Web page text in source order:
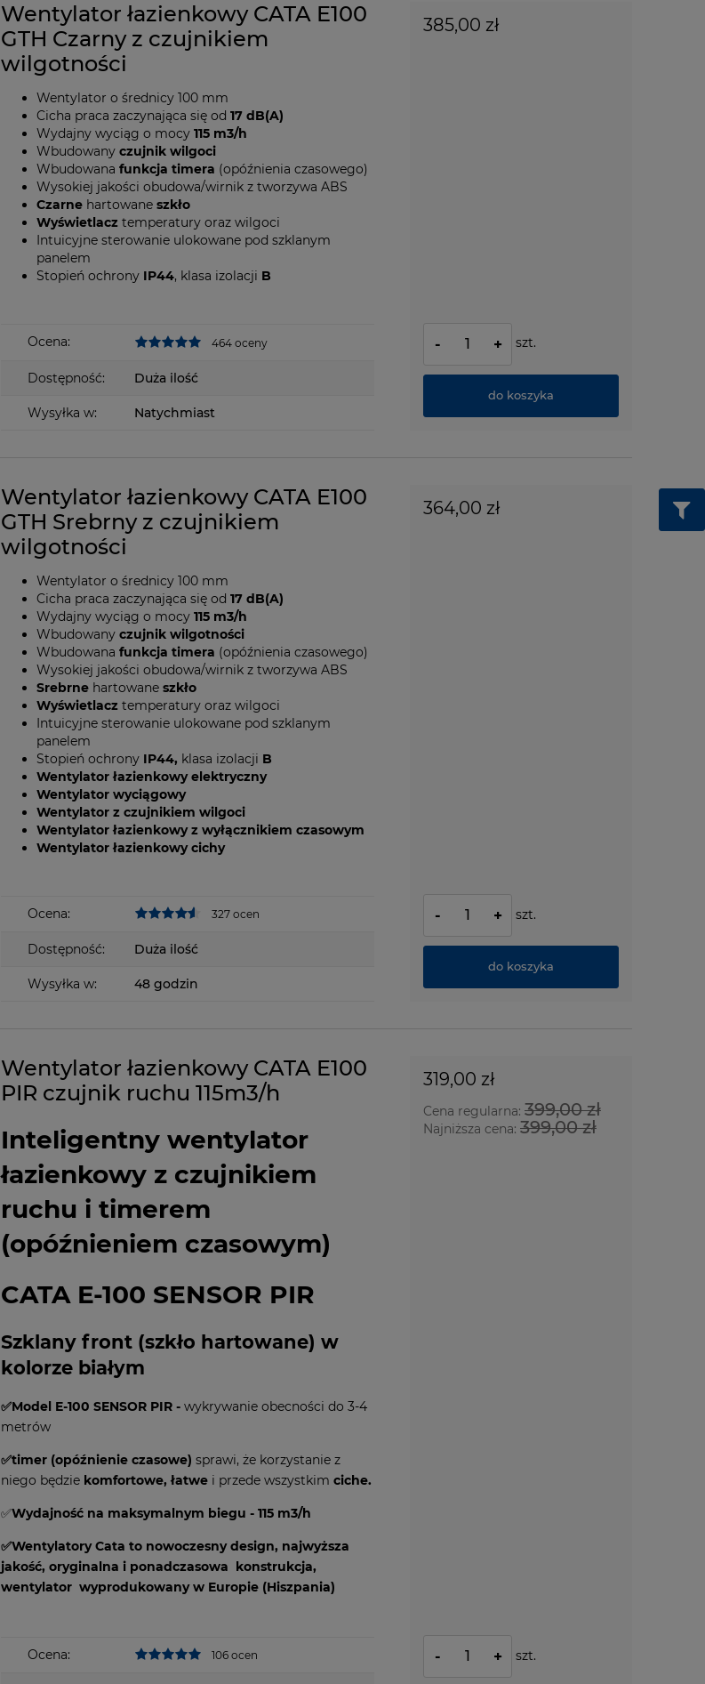
Wentylator łazienkowy CATA E100
GTH Czarny z czujnikiem
wilgotności
Wentylator o średnicy 100 mm
Cicha praca zaczynająca się od 17 dB(A)
Wydajny wyciąg o mocy 115 m3/h
Wbudowany czujnik wilgoci
Wbudowana funkcja timera (opóźnienia czasowego)
Wysokiej jakości obudowa/wirnik z tworzywa ABS
Czarne hartowane szkło
Wyświetlacz temperatury oraz wilgoci
Intuicyjne sterowanie ulokowane pod szklanym
panelem
Stopień ochrony IP44, klasa izolacji B
Ocena: 464 oceny
Dostępność: Duża ilość
Wysyłka w: Natychmiast
385,00 zł
- + szt.
do koszyka
Wentylator łazienkowy CATA E100
GTH Srebrny z czujnikiem
wilgotności
Wentylator o średnicy 100 mm
Cicha praca zaczynająca się od 17 dB(A)
Wydajny wyciąg o mocy 115 m3/h
Wbudowany czujnik wilgotności
Wbudowana funkcja timera (opóźnienia czasowego)
Wysokiej jakości obudowa/wirnik z tworzywa ABS
Srebrne hartowane szkło
Wyświetlacz temperatury oraz wilgoci
Intuicyjne sterowanie ulokowane pod szklanym
panelem
Stopień ochrony IP44, klasa izolacji B
Wentylator łazienkowy elektryczny
Wentylator wyciągowy
Wentylator z czujnikiem wilgoci
Wentylator łazienkowy z wyłącznikiem czasowym
Wentylator łazienkowy cichy
Ocena: 327 ocen
Dostępność: Duża ilość
Wysyłka w: 48 godzin
364,00 zł
- + szt.
do koszyka
Wentylator łazienkowy CATA E100
PIR czujnik ruchu 115m3/h
Inteligentny wentylator
łazienkowy z czujnikiem
ruchu i timerem
(opóźnieniem czasowym)
CATA E-100 SENSOR PIR
Szklany front (szkło hartowane) w
kolorze białym
✅Model E-100 SENSOR PIR - wykrywanie obecności do 3-4
metrów
✅timer (opóźnienie czasowe) sprawi, że korzystanie z
niego będzie komfortowe, łatwe i przede wszystkim ciche.
✅Wydajność na maksymalnym biegu - 115 m3/h
✅Wentylatory Cata to nowoczesny design, najwyższa
jakość, oryginalna i ponadczasowa konstrukcja,
wentylator wyprodukowany w Europie (Hiszpania)
Ocena: 106 ocen
319,00 zł
Cena regularna: 399,00 zł
Najniższa cena: 399,00 zł
- + szt.